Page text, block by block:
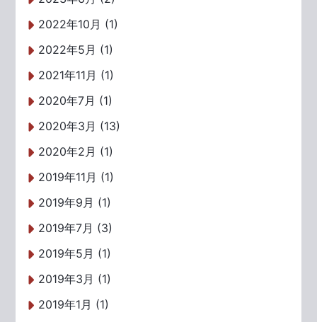
2022年10月 (1)
2022年5月 (1)
2021年11月 (1)
2020年7月 (1)
2020年3月 (13)
2020年2月 (1)
2019年11月 (1)
2019年9月 (1)
2019年7月 (3)
2019年5月 (1)
2019年3月 (1)
2019年1月 (1)